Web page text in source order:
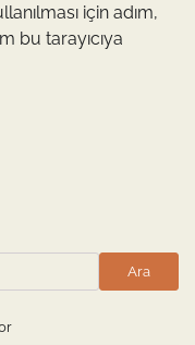
için adım,
bu tarayıcıya
Ara